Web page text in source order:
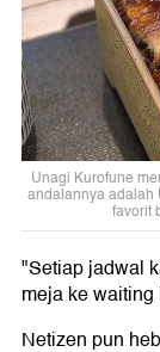
Unagi Kurofune
andalannya adalah
favorit
"Setiap jadwal
meja ke
Netizen pun